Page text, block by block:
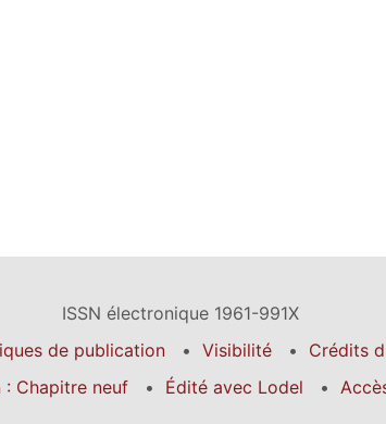
ISSN électronique 1961-991X
de publication Visibilité Crédits
: Chapitre neuf
Édité avec Lodel